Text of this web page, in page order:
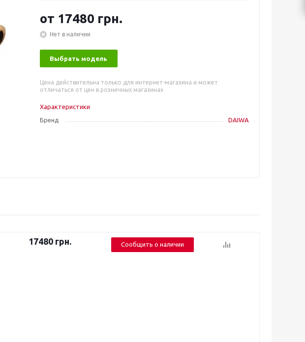
от 17480 грн.
Нет в наличии
Выбрать модель
Цена действительна только для интернет-магазина и может
отличаться от цен в розничных магазинах
Характеристики
Бренд
DAIWA
17480 грн. Сообщить о наличии